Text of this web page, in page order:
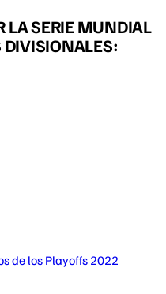
LA SERIE MUNDIAL
DIVISIONALES:
de los Playoffs 2022